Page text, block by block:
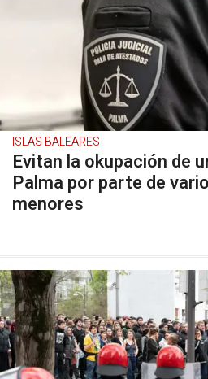
ISLAS BALEARES
Evitan la okupación de
Palma por parte de
menores